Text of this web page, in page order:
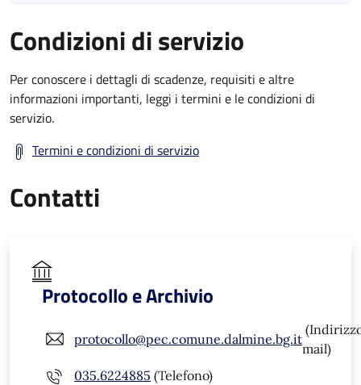
Condizioni di servizio
Per conoscere i dettagli di scadenze, requisiti e altre
informazioni importanti, leggi i termini e le condizioni di
servizio.
Termini e condizioni di servizio
Contatti
Protocollo e Archivio
protocollo@pec.comune.dalmine.bg.it
mail)
035.6224885 (Telefono)